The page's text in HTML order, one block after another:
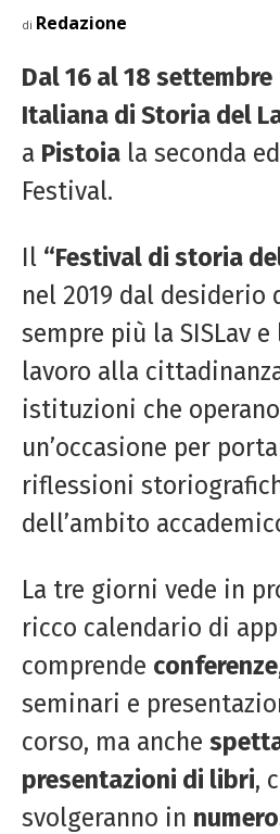
di Redazione
Dal 16 al 18 settembre
Italiana di Storia del
a Pistoia la seconda
Festival.
Il “Festival di storia
nel 2019 dal desiderio
sempre più la SISLav
lavoro alla
istituzioni che
un’occasione per
riflessioni
dell’ambito
La tre giorni vede in
ricco calendario di
comprende conferenze
seminari e
corso, ma anche
presentazioni di libri,
svolgeranno in